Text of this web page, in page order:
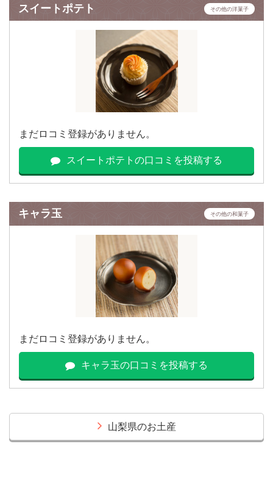
スイートポテト その他の洋菓子
まだロコミ登録がありません。
スイートポテトの口コミを投稿する
キャラ玉 その他の和菓子
まだロコミ登録がありません。
キャラ玉の口コミを投稿する
山梨県のお土産